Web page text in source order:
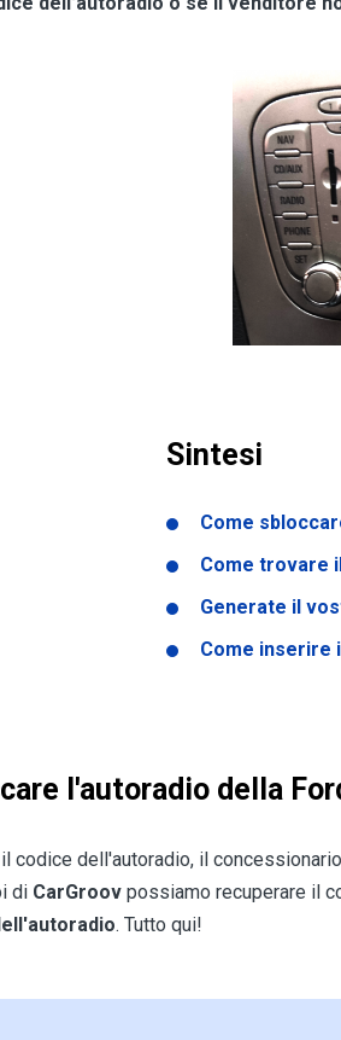
Sintesi
Come
Come trovare
Generate il
Come inserire
l'autoradio della
codice dell'autoradio, il
di CarGroov possiamo recuperare il
. Tutto qui!